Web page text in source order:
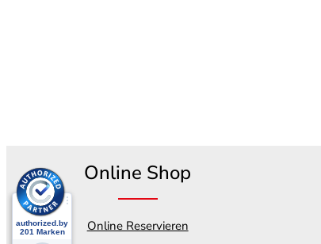
Online Shop
Online Reservieren